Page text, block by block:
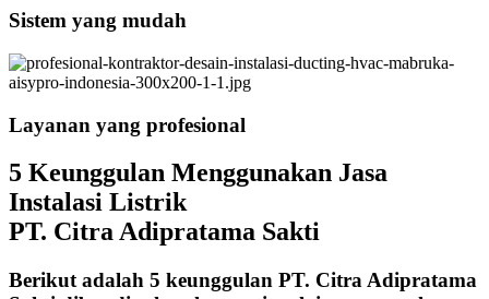
Sistem yang mudah
Layanan yang profesional
5 Keunggulan Menggunakan Jasa
Instalasi Listrik
PT. Citra Adipratama Sakti
Berikut adalah 5 keunggulan PT. Citra Adipratama